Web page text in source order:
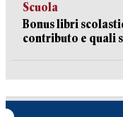
Scuola
Bonus libri
contributo e quali